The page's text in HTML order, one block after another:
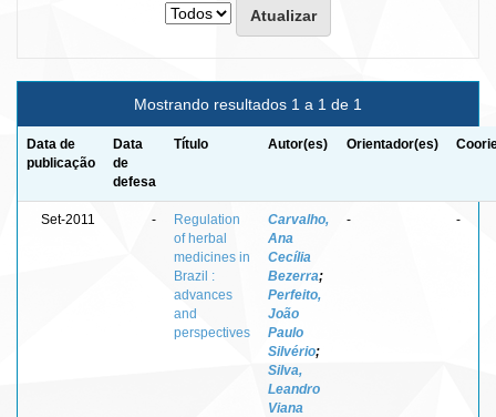
Mostrando resultados 1 a 1 de 1
Data de
publicação
Data
de
defesa
Título Autor(es) Orientador(es)
Set-2011 -
Regulation
of herbal
medicines in
Brazil :
advances
and
perspectives
Carvalho,
Ana
Cecília
Bezerra;
Perfeito,
João
Paulo
Silvério;
Silva,
Leandro
Viana
- -